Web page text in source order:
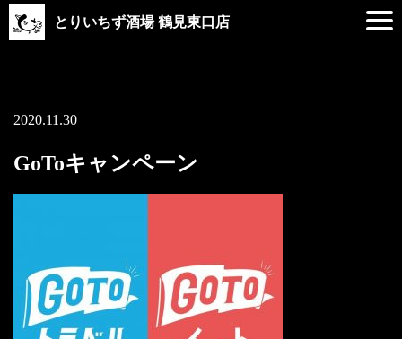
とりいちず酒場 鶴見東口店
2020.11.30
GoToキャンペーン